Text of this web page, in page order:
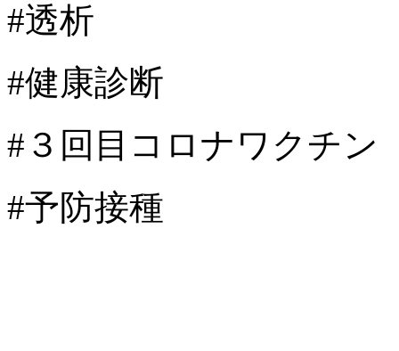
#透析
#健康診断
#３回目コロナワクチン
#予防接種